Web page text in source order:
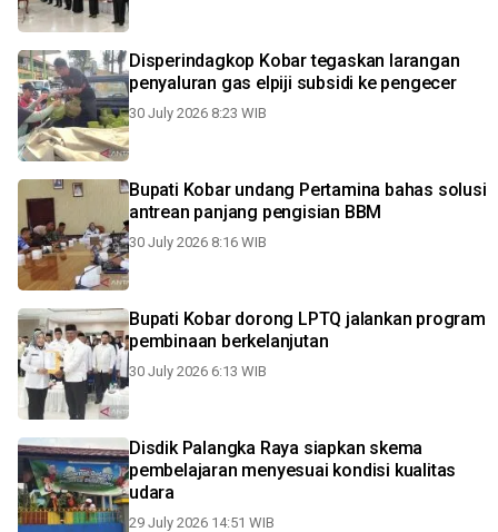
Disperindagkop Kobar tegaskan larangan
penyaluran gas elpiji subsidi ke pengecer
30 July 2026 8:23 WIB
Bupati Kobar undang Pertamina bahas solusi
antrean panjang pengisian BBM
30 July 2026 8:16 WIB
Bupati Kobar dorong LPTQ jalankan program
pembinaan berkelanjutan
30 July 2026 6:13 WIB
Disdik Palangka Raya siapkan skema
pembelajaran menyesuai kondisi kualitas
udara
29 July 2026 14:51 WIB